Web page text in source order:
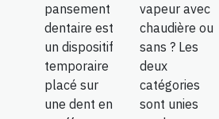
pansement
dentaire est
un dispositif
temporaire
placé sur
une dent en
vapeur avec
chaudière ou
sans ? Les
deux
catégories
sont unies